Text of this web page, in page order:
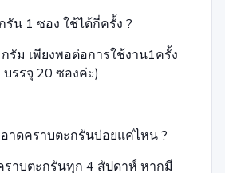
รัน 1 ซอง ใช้ได้กี่ครั้ง ?
รัม เพียงพอต่อการใช้งาน1ครั้ง
รรจุ 20 ซองค่ะ)
าดคราบตะกรันบ่อยแค่ไหน ?
าบตะกรันทุก 4 สัปดาห์ หากมี